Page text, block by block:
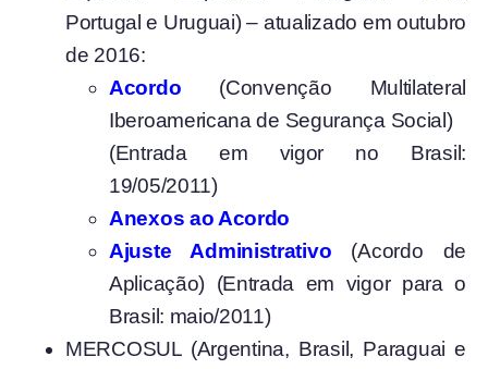
Portugal e Uruguai) – atualizado em outubro
de 2016:
Acordo (Convenção Multilateral
Iberoamericana de Segurança Social)
(Entrada em vigor no Brasil:
19/05/2011)
Anexos ao Acordo
Ajuste Administrativo (Acordo de
Aplicação) (Entrada em vigor para o
Brasil: maio/2011)
MERCOSUL (Argentina, Brasil, Paraguai e